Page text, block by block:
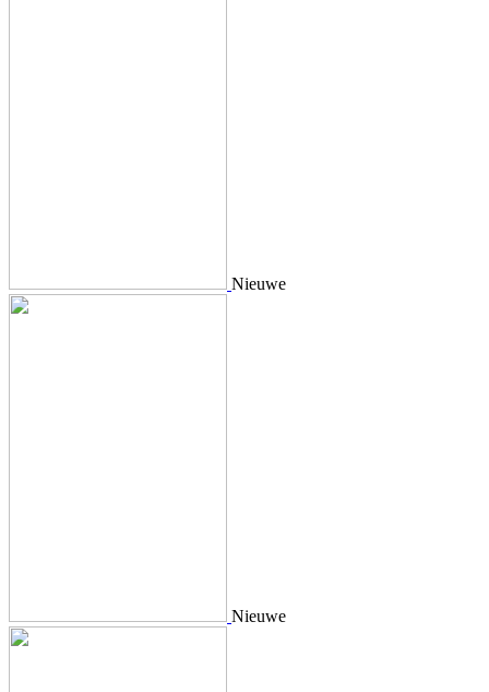
Nieuwe
Nieuwe